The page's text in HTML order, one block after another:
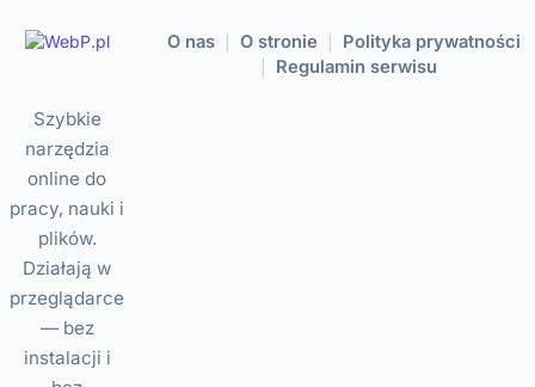
Szybkie
narzędzia
online do
pracy, nauki i
plików.
Działają w
przeglądarce
— bez
instalacji i
O nas O stronie Polityka prywatności
Regulamin serwisu